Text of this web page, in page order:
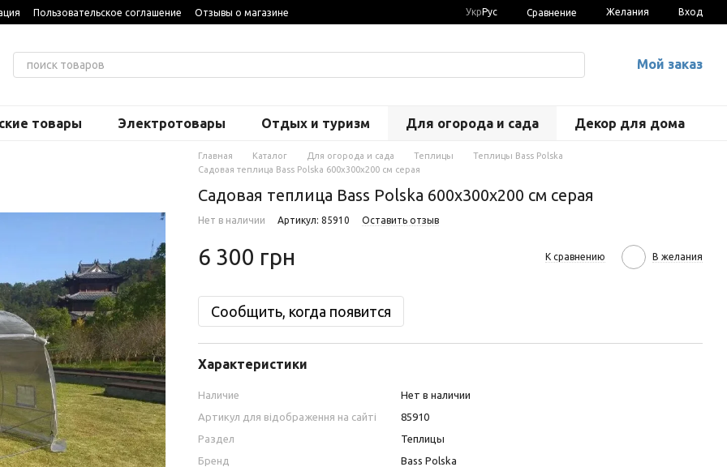
Пользовательское соглашение Отзывы о магазине УкрРус Сравнение Желания Вход
Мой заказ
товары Электротовары Отдых и туризм Для огорода и сада Декор для дома
Главная Каталог Для огорода и сада Теплицы
Теплицы Bass Polska
Садовая теплица Bass Polska 600х300х200 см серая
Садовая теплица Bass Polska 600х300х200 см серая
Нет в наличии Артикул: 85910 Оставить отзыв
6 300 грн К сравнению В желания
Сообщить, когда появится
Характеристики
Наличие
Нет в наличии
Артикул для відображення на сайті
85910
Раздел
Теплицы
Бренд
Bass Polska